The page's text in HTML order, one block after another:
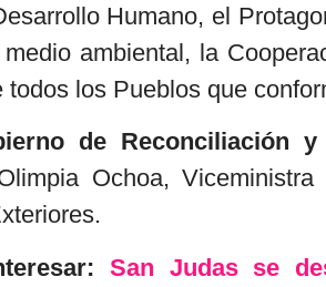
Humano, el
ambiental, la
todos los Pueblos que
de Reconciliación
Ochoa,
San Judas se